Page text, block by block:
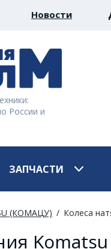
Новости
России и
ЗАПЧАСТИ
(КОМАЦУ) Колеса